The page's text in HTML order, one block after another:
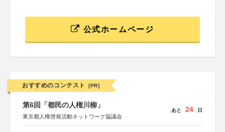
公式ホームページ
おすすめのコンテスト [PR]
第6回「都民の人権川柳」
東京都人権啓発活動ネットワーク協議会
あと 24 日